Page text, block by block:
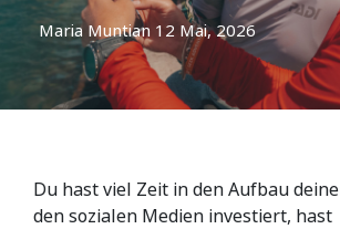
Maria Muntian 12 Mai, 2026
Du hast viel Zeit in den Aufbau
den sozialen Medien investiert, hast